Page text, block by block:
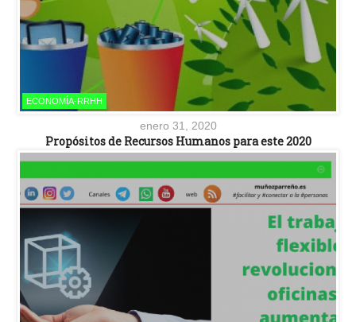
ECONOMÍA-RRHH
enero 31, 2020
Propósitos de Recursos Humanos para este 2020